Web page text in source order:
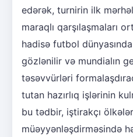
edərək, turnirin ilk
maraqlı qarşılaşmaları
hadisə futbol
gözlənilir və mundialın
təsəvvürləri
tutan hazırlıq işlərinin
bu tədbir, iştirakçı
müəyyənləşdirməsində